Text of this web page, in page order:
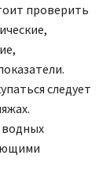
проверить
следует
водных